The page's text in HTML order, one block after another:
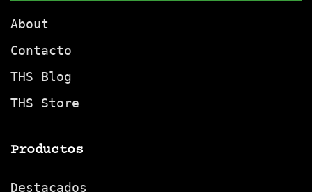
About
Contacto
THS Blog
THS Store
Productos
Destacados